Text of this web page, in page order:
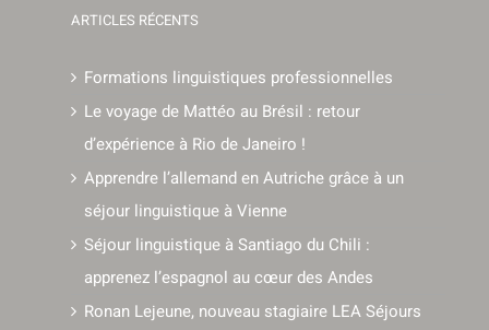
ARTICLES RÉCENTS
Formations linguistiques professionnelles
Le voyage de Mattéo au Brésil : retour
d’expérience à Rio de Janeiro !
Apprendre l’allemand en Autriche grâce à un
séjour linguistique à Vienne
Séjour linguistique à Santiago du Chili :
apprenez l’espagnol au cœur des Andes
Ronan Lejeune, nouveau stagiaire LEA Séjours